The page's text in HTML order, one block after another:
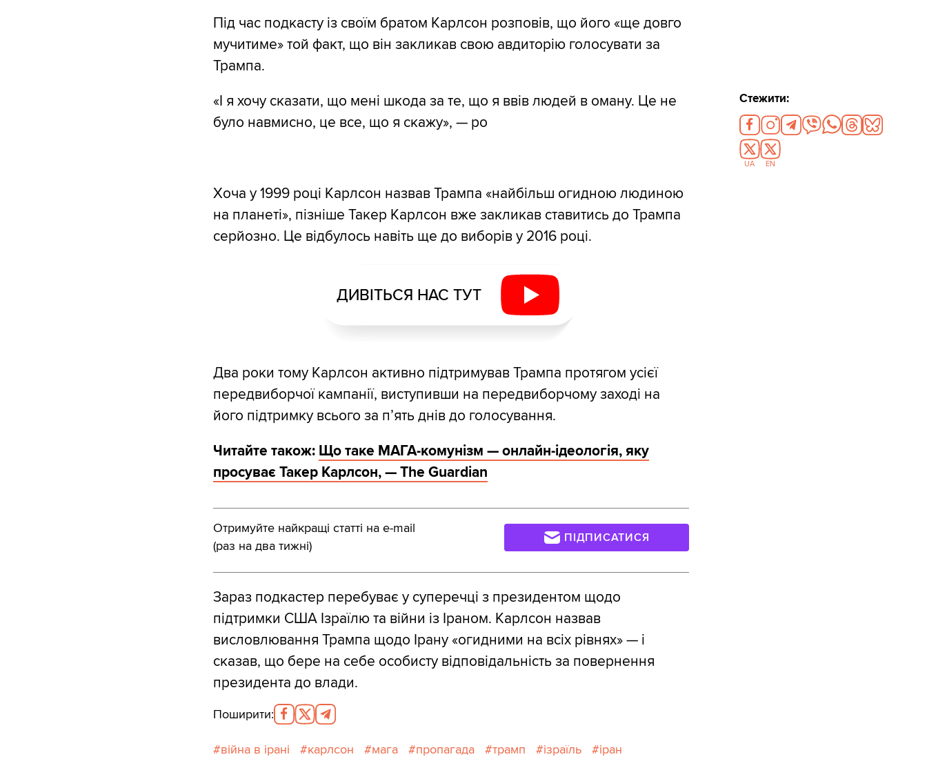
Під час подкасту із своїм братом Карлсон розповів, що його «ще довго
мучитиме» той факт, що він закликав свою авдиторію голосувати за
Трампа.
«І я хочу сказати, що мені шкода за те, що я ввів людей в оману. Це не
було навмисно, це все, що я скажу», — ро
Хоча у 1999 році Карлсон назвав Трампа «найбільш огидною людиною
на планеті», пізніше Такер Карлсон вже закликав ставитись до Трампа
серйозно. Це відбулось навіть ще до виборів у 2016 році.
ДИВІТЬСЯ НАС ТУТ
Два роки тому Карлсон активно підтримував Трампа протягом усієї
передвиборчої кампанії, виступивши на передвиборчому заході на
його підтримку всього за п’ять днів до голосування.
Читайте також: Що таке МАГА-комунізм — онлайн-ідеологія, яку
просуває Такер Карлсон, — The Guardian
Отримуйте найкращі статті на e-mail
(раз на два тижні)
ПІДПИСАТИСЯ
Зараз подкастер перебуває у суперечці з президентом щодо
підтримки США Ізраїлю та війни із Іраном. Карлсон назвав
висловлювання Трампа щодо Ірану «огидними на всіх рівнях» — і
сказав, що бере на себе особисту відповідальність за повернення
президента до влади.
Поширити:
війна в ірані карлсон мага пропагада трамп ізраїль іран
Стежити:
UA EN